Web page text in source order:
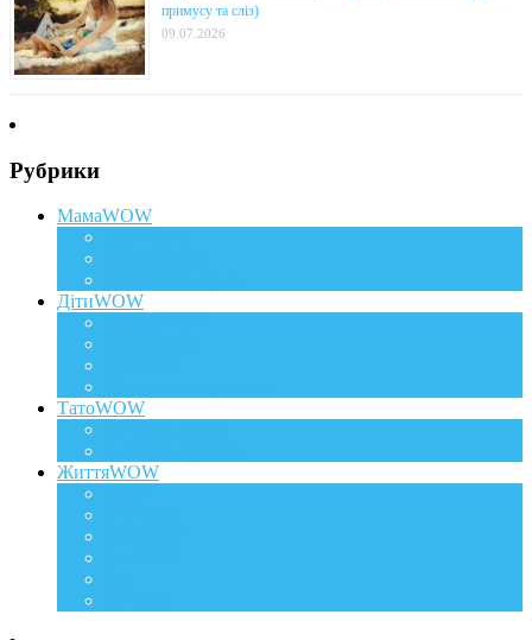
примусу та сліз)
09.07.2026
Рубрики
МамаWOW
ДітиWOW
ТатоWOW
ЖиттяWOW